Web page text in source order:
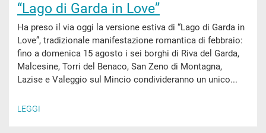
“Lago di Garda in Love”
Ha preso il via oggi la versione estiva di “Lago di Garda in
Love”, tradizionale manifestazione romantica di febbraio:
fino a domenica 15 agosto i sei borghi di Riva del Garda,
Malcesine, Torri del Benaco, San Zeno di Montagna,
Lazise e Valeggio sul Mincio condivideranno un unico...
LEGGI